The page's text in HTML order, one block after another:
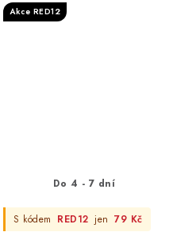
Akce RED12
Do 4 - 7 dní
S kódem RED12 jen 79 Kč